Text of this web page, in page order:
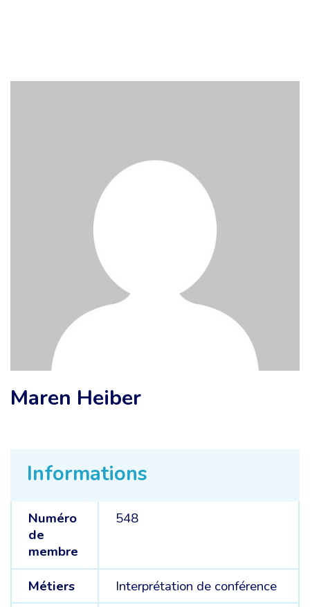
Informations
Numéro
de
membre
548
Métiers
Interprétation de conférence
Maren Heiber